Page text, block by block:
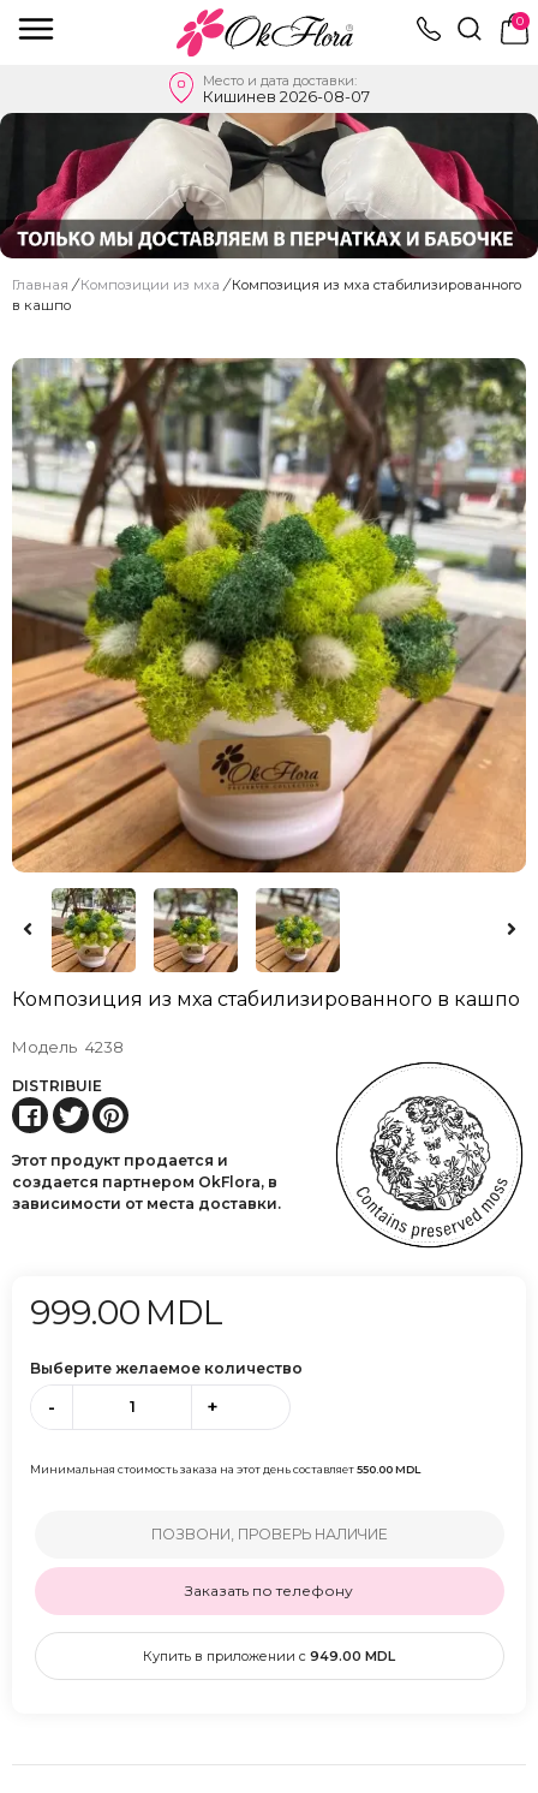
0
Место и дата доставки:
Кишинев 2026-08-07
Главная / Композиции из мха / Композиция из мха стабилизированного
в кашпо
Композиция из мха стабилизированного в кашпо
Модель 4238
DISTRIBUIE
Этот продукт продается и
создается партнером OkFlora, в
зависимости от места доставки.
999.00 MDL
Выберите желаемое количество
- +
Минимальная стоимость заказа на этот день составляет550.00MDL
ПОЗВОНИ, ПРОВЕРЬ НАЛИЧИЕ
Заказать по телефону
Купить в приложении с 949.00 MDL